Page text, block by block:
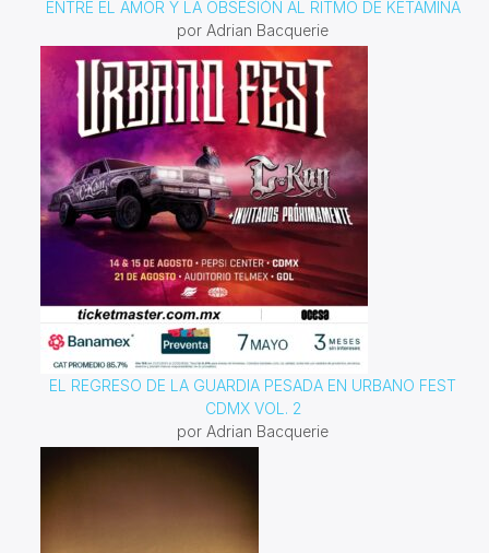
ENTRE EL AMOR Y LA OBSESIÓN AL RITMO DE KETAMINA
por Adrian Bacquerie
EL REGRESO DE LA GUARDIA PESADA EN URBANO FEST
CDMX VOL. 2
por Adrian Bacquerie